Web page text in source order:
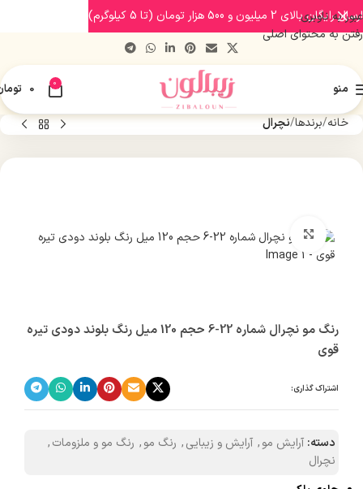
عبور به ناوبری
رفتن به محتوای اصلی
منو 0
0
خانه برندها نچرال
بزرگنمایی تصویر
رنگ مو نچرال شماره 22-6 حجم 120 میل رنگ بلوند دودی تیره
قوی
اشتراک گذاری:
دسته: آرایش مو, آرایش و زیبایی, رنگ مو, رنگ مو و ملزومات,
نچرال
ارسال رایگان بالای 2 میلیون و 500 هزار تومان (تا 5 کیلوگرم)